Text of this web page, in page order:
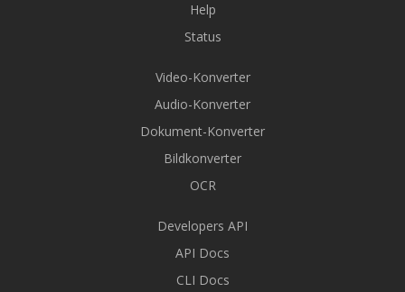
Help
Status
Video-Konverter
Audio-Konverter
Dokument-Konverter
Bildkonverter
OCR
Developers API
API Docs
CLI Docs